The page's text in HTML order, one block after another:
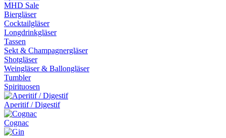
MHD Sale
Biergläser
Cocktailgläser
Longdrinkgläser
Tassen
Sekt & Champagnergläser
Shotgläser
Weingläser & Ballongläser
Tumbler
Spirituosen
Aperitif / Digestif
Cognac